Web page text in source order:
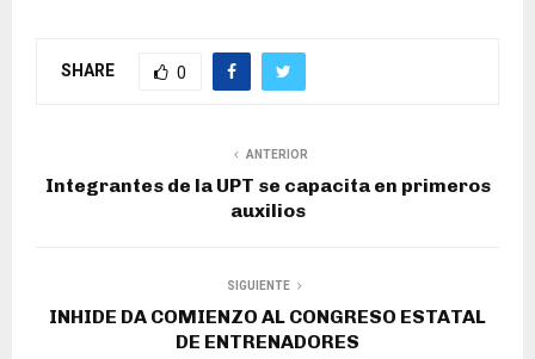
SHARE 0
ANTERIOR
Integrantes de la UPT se capacita en primeros
auxilios
SIGUIENTE
INHIDE DA COMIENZO AL CONGRESO ESTATAL
DE ENTRENADORES